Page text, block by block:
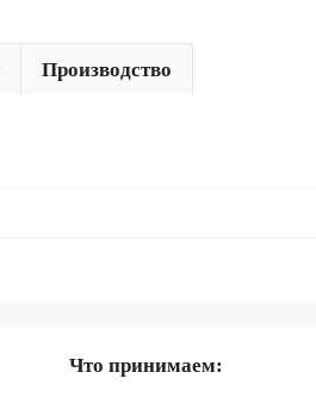
Производство
Что принимаем: